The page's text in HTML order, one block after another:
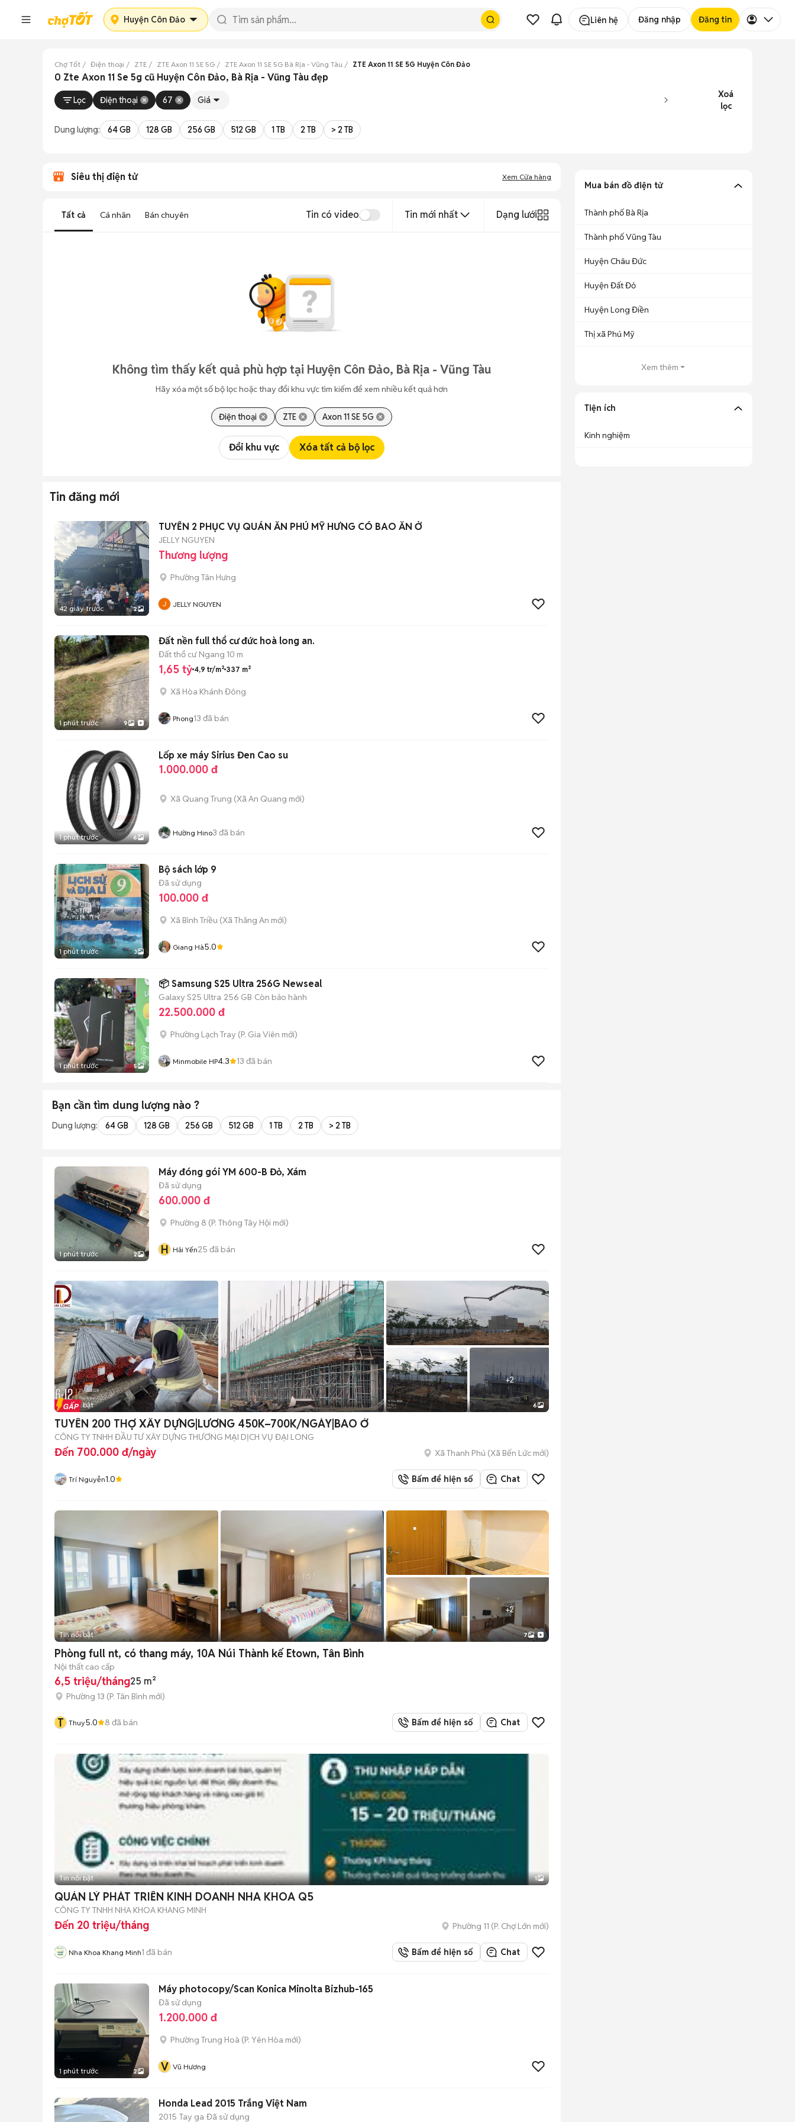
Huyện Côn Đảo Liên hệ Đăng nhập Đăng tin
Chợ Tốt Điện thoại ZTE ZTE Axon 11 SE 5G ZTE Axon 11 SE 5G Bà Rịa - Vũng Tàu ZTE Axon 11 SE 5G Huyện Côn Đảo
0 Zte Axon 11 Se 5g cũ Huyện Côn Đảo, Bà Rịa - Vũng Tàu đẹp
Lọc Điện thoại 67 Giá
Xoá
lọc
Dung lượng: 64 GB 128 GB 256 GB 512 GB 1 TB 2 TB > 2 TB
Siêu thị điện tử Xem Cửa hàng
Tất cả Cá nhân Bán chuyên Tin có video Tin mới nhất Dạng lưới
Không tìm thấy kết quả phù hợp tại Huyện Côn Đảo, Bà Rịa - Vũng Tàu
Hãy xóa một số bộ lọc hoặc thay đổi khu vực tìm kiếm để xem nhiều kết quả hơn
Điện thoại ZTE Axon 11 SE 5G
Đổi khu vực Xóa tất cả bộ lọc
Tin đăng mới
42 giây trước 2
TUYỂN 2 PHỤC VỤ QUÁN ĂN PHÚ MỸ HƯNG CÓ BAO ĂN Ở
JELLY NGUYEN
Thương lượng
Phường Tân Hưng
JELLY NGUYEN
1 phút trước 9
Đất nền full thổ cư đức hoà long an.
Đất thổ cư Ngang 10 m
1,65 tỷ 4,9 tr/m² 337 m²
Xã Hòa Khánh Đông
Phong13 đã bán
1 phút trước 6
Lốp xe máy Sirius Đen Cao su
1.000.000 đ
Xã Quang Trung (Xã An Quang mới)
Hường Hino3 đã bán
1 phút trước 3
Bộ sách lớp 9
Đã sử dụng
100.000 đ
Xã Bình Triều (Xã Thăng An mới)
Giang Hà5.0
1 phút trước 5
📦 Samsung S25 Ultra 256G Newseal
Galaxy S25 Ultra 256 GB Còn bảo hành
22.500.000 đ
Phường Lạch Tray (P. Gia Viên mới)
Minmobile HP4.3 13 đã bán
Bạn cần tìm dung lượng nào ?
Dung lượng: 64 GB 128 GB 256 GB 512 GB 1 TB 2 TB > 2 TB
1 phút trước 2
Máy đóng gói YM 600-B Đỏ, Xám
Đã sử dụng
600.000 đ
Phường 8 (P. Thông Tây Hội mới)
H Hải Yến25 đã bán
+2
Tin nổi bật 6
TUYỂN 200 THỢ XÂY DỰNG|LƯƠNG 450K–700K/NGÀY|BAO Ở
CÔNG TY TNHH ĐẦU TƯ XÂY DỰNG THƯƠNG MẠI DỊCH VỤ ĐẠI LONG
Đến 700.000 đ/ngày Xã Thanh Phú (Xã Bến Lức mới)
Trí Nguyễn1.0 Bấm để hiện số Chat
+2
Tin nổi bật 7
Phòng full nt, có thang máy, 10A Núi Thành kế Etown, Tân Bình
Nội thất cao cấp
6,5 triệu/tháng25 m²
Phường 13 (P. Tân Bình mới)
T Thuy5.0 8 đã bán Bấm để hiện số Chat
Tin nổi bật 1
QUẢN LÝ PHÁT TRIỂN KINH DOANH NHA KHOA Q5
CÔNG TY TNHH NHA KHOA KHANG MINH
Đến 20 triệu/tháng Phường 11 (P. Chợ Lớn mới)
Nha Khoa Khang Minh1 đã bán Bấm để hiện số Chat
1 phút trước 2
Máy photocopy/Scan Konica Minolta Bizhub-165
Đã sử dụng
1.200.000 đ
Phường Trung Hoà (P. Yên Hòa mới)
V Vũ Hương
Honda Lead 2015 Trắng Việt Nam
2015 Tay ga Đã sử dụng
Mua bán đồ điện tử
Thành phố Bà Rịa
Thành phố Vũng Tàu
Huyện Châu Đức
Huyện Đất Đỏ
Huyện Long Điền
Thị xã Phú Mỹ
Xem thêm
Tiện ích
Kinh nghiệm